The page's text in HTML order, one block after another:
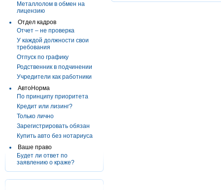
Металлолом в обмен на
лицензию
Отдел кадров
Отчет – не проверка
У каждой должности свои
требования
Отпуск по графику
Родственник в подчинении
Учредители как работники
АвтоНорма
По принципу приоритета
Кредит или лизинг?
Только лично
Зарегистрировать обязан
Купить авто без нотариуса
Ваше право
Будет ли ответ по
заявлению о краже?